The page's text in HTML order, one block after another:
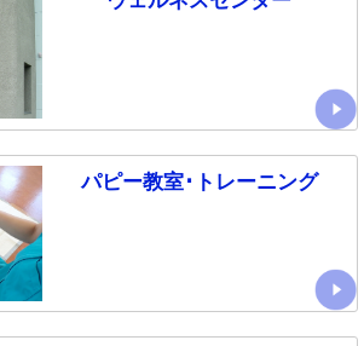
パピー教室･トレーニング